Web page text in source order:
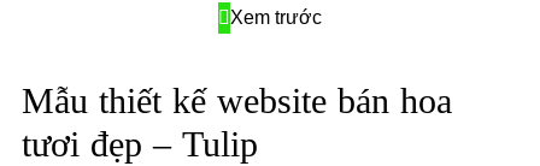
Xem trước
Mẫu thiết kế website bán hoa
tươi đẹp – Tulip